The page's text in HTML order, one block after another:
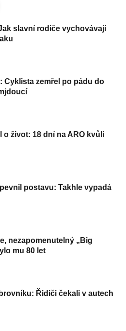
slavní rodiče vychovávají
Cyklista zemřel po pádu do
život: 18 dní na ARO kvůli
postavu: Takhle vypadá
nezapomenutelný „Big
mu 80 let
Řidiči čekali v autech